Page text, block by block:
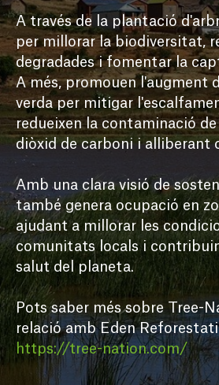
A través de la plantació
per millorar la biodiversitat,
degradades i fomentar la
A més, promouen l'augment
verda per mitigar
redueixen la contaminació
diòxid de carboni i alliberant
Amb una clara visió de
també genera ocupació en
ajudant a millorar les
comunitats locals i
salut del planeta.
Pots saber més sobre Tree-
relació amb Eden
https://tree-nation.com/